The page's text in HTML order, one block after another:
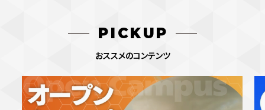
PICKUP
おススメのコンテンツ